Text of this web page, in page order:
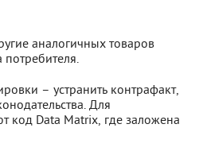
аналогичных товаров
– устранить контрафакт,
Для
код Data Matrix, где заложена